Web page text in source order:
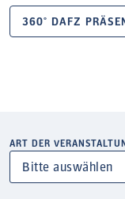
360° DAFZ
ART DER